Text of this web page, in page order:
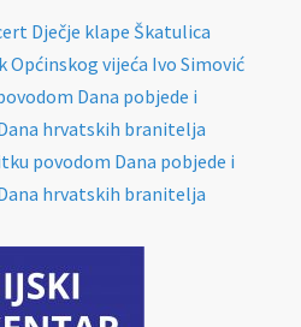
Dječje klape Škatulica
Općinskog vijeća Ivo Simović
Dana pobjede i
hrvatskih branitelja
povodom Dana pobjede i
hrvatskih branitelja